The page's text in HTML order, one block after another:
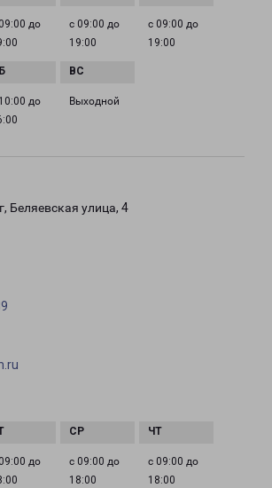
до
с 09:00 до
19:00
с 09:00 до
19:00
до
Выходной
Беляевская улица, 4
до
с 09:00 до
18:00
с 09:00 до
18:00